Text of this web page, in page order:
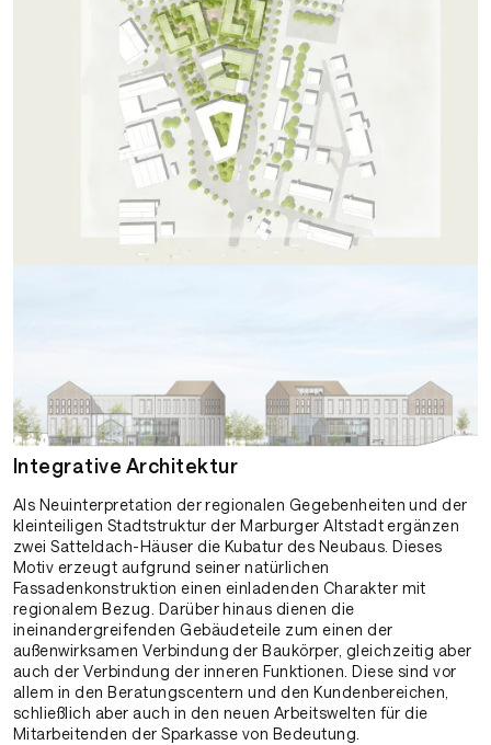
Integrative Architektur
Als Neuinterpretation der regionalen Gegebenheiten und der
kleinteiligen Stadtstruktur der Marburger Altstadt ergänzen
zwei Satteldach-Häuser die Kubatur des Neubaus. Dieses
Motiv erzeugt aufgrund seiner natürlichen
Fassadenkonstruktion einen einladenden Charakter mit
regionalem Bezug. Darüber hinaus dienen die
ineinandergreifenden Gebäudeteile zum einen der
außenwirksamen Verbindung der Baukörper, gleichzeitig aber
auch der Verbindung der inneren Funktionen. Diese sind vor
allem in den Beratungscentern und den Kundenbereichen,
schließlich aber auch in den neuen Arbeitswelten für die
Mitarbeitenden der Sparkasse von Bedeutung.